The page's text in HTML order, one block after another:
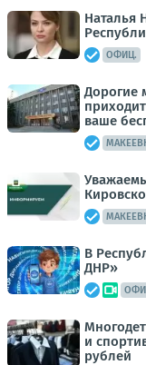
Наталья
ОФИЦ.
Дорогие
ваше
В
ДНР»
и
рублей